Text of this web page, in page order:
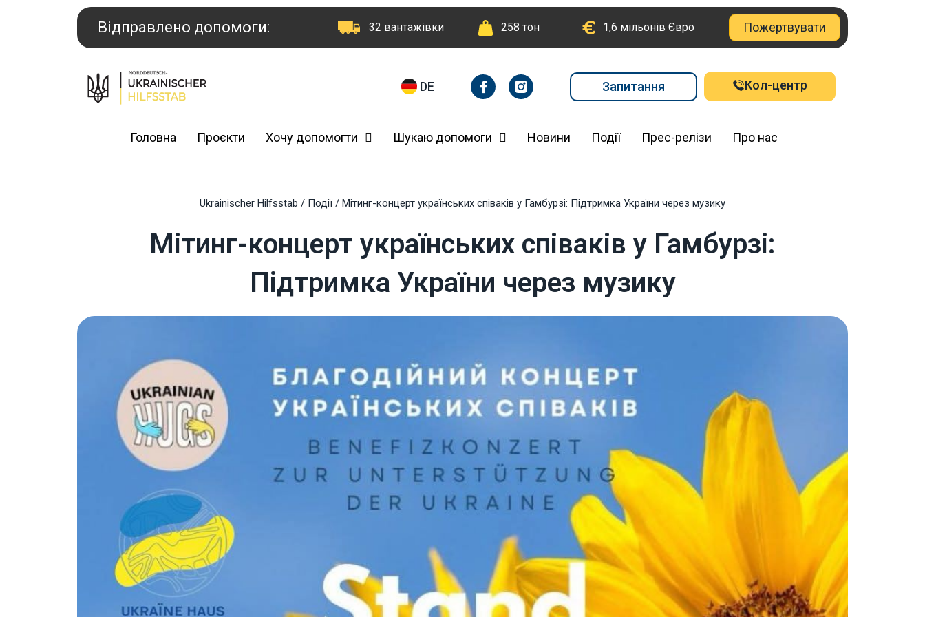
Відправлено допомоги: 32 вантажівки 258 тон 1,6 мільонів Євро Пожертвувати
DE
F
a
c
e
o
I
n
Запитання Кол-центр
Головна Проєкти Хочу допомогти Шукаю допомоги Новини Події Прес-релізи Про нас
Ukrainischer Hilfsstab / Події / Мітинг-концерт українських співаків у Гамбурзі: Підтримка України через музику
Мітинг-концерт українських співаків у Гамбурзі:
Підтримка України через музику
These
cookies are
not
optional.
They are
needed for
to function.
Statistics
In order for
us to